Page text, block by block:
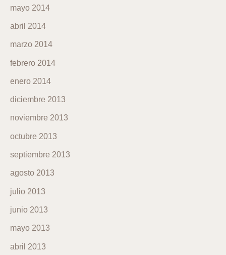
mayo 2014
abril 2014
marzo 2014
febrero 2014
enero 2014
diciembre 2013
noviembre 2013
octubre 2013
septiembre 2013
agosto 2013
julio 2013
junio 2013
mayo 2013
abril 2013